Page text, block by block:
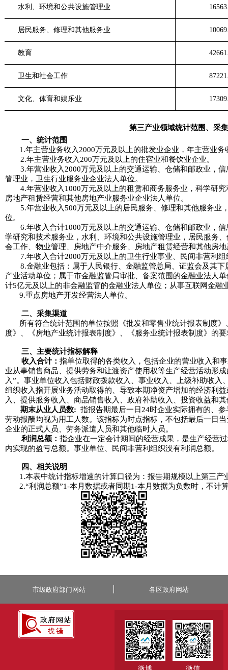
水利、环境和公共设施管理业
居民服务、修理和其他服务业
教育
卫生和社会工作
文化、体育和娱乐业
第三产业领域统计范围、采
一、统计范围
1.年主营业务收入2000万元及以上的批发业企业，年主营业
2.年主营业务收入200万元及以上的住宿业和餐饮业企业。
3.年营业收入2000万元及以上的交通运输、仓储和邮政业，信
管理业，卫生行业服务业企业法人单位。
4.年营业收入1000万元及以上的租赁和商务服务业，科学研究
房地产租赁经营和其他房地产业服务业企业法人单位。
5.年营业收入500万元及以上的居民服务、修理和其他服务业
位。
6.年收入合计1000万元及以上的交通运输、仓储和邮政业，信
学研究和技术服务业，水利、环境和公共设施管理业，居民服务
会工作、物业管理、房地产中介服务、房地产租赁经营和其他房
7.年收入合计2000万元及以上的卫生行业事业、民间非营利组
8.金融业包括：属于人民银行、金融监管总局、证监会及其下
产业活动单位；属于市金融监管局审批、备案范围的金融业法人
计5亿元及以上的非金融监管的金融业法人单位；从事互联网金融
9.重点房地产开发经营法人单位。
二、采集渠道
所有符合统计范围的单位按照《批发和零售业统计报表制度
度》、《房地产业统计报表制度》、《服务业统计报表制度》的
三、主要统计指标解释
收入合计： 指单位取得的各类收入，包括企业的营业收入和
业从事销售商品、提供劳务和让渡资产使用权等生产经营活动形
入”。事业单位收入包括财政拨款收入、事业收入、上级补助收
组织收入指开展业务活动取得的、导致本期净资产增加的经济利
入、提供服务收入、商品销售收入、政府补助收入、投资收益和
期末从业人员数: 指报告期最后一日24时企业实际拥有的、
劳动报酬均视为用工人数。该指标为时点指标，不包括最后一日
企业的正式人员、劳务派遣人员和其他临时人员。
利润总额： 指企业在一定会计期间的经营成果，是生产经营
内实现的盈亏总额。事业单位、民间非营利组织没有利润总额。
四、相关说明
1.本表中统计指标增速的计算口径为：报告期规模以上第三
2.“利润总额”1-本月数据或者同期1-本月数据为负数时，不计
市级政府部门网站 各区政府网站